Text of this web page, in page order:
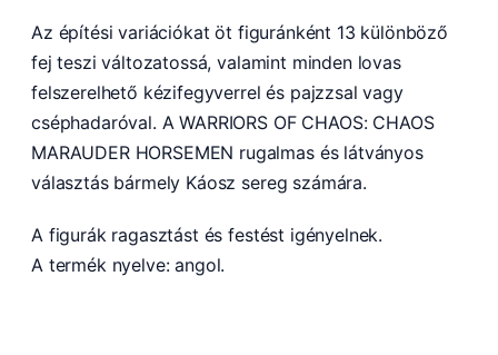
Az építési variációkat öt figuránként 13 különböző
fej teszi változatossá, valamint minden lovas
felszerelhető kézifegyverrel és pajzzsal vagy
cséphadaróval. A WARRIORS OF CHAOS: CHAOS
MARAUDER HORSEMEN rugalmas és látványos
választás bármely Káosz sereg számára.
A figurák ragasztást és festést igényelnek.
A termék nyelve: angol.